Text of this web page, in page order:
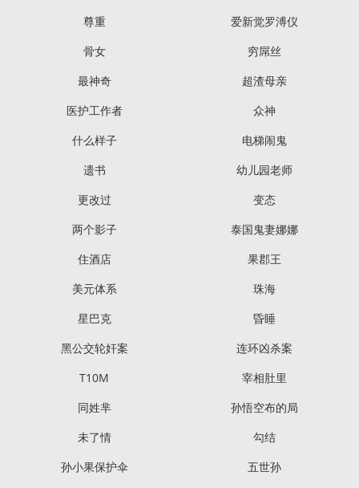
尊重
爱新觉罗溥仪
骨女
穷屌丝
最神奇
超渣母亲
医护工作者
众神
什么样子
电梯闹鬼
遗书
幼儿园老师
更改过
变态
两个影子
泰国鬼妻娜娜
住酒店
果郡王
美元体系
珠海
星巴克
昏睡
黑公交轮奸案
连环凶杀案
T10M
宰相肚里
同姓芈
孙悟空布的局
未了情
勾结
孙小果保护伞
五世孙